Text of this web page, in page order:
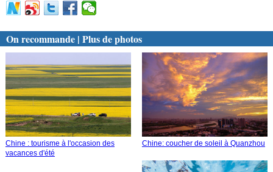
On recommande | Plus de photos
Chine : tourisme à l'occasion des
vacances d'été
Chine: coucher de soleil à Quanzhou